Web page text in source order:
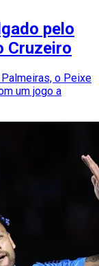
pelo
Cruzeiro
o Peixe
um jogo a